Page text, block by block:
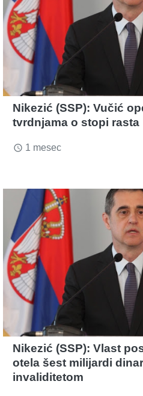
Nikezić (SSP): Vučić
tvrdnjama o stopi rasta
access_time 1 mesec
Nikezić (SSP): Vlast
otela šest milijardi
invaliditetom